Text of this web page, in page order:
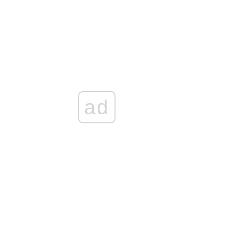
ad